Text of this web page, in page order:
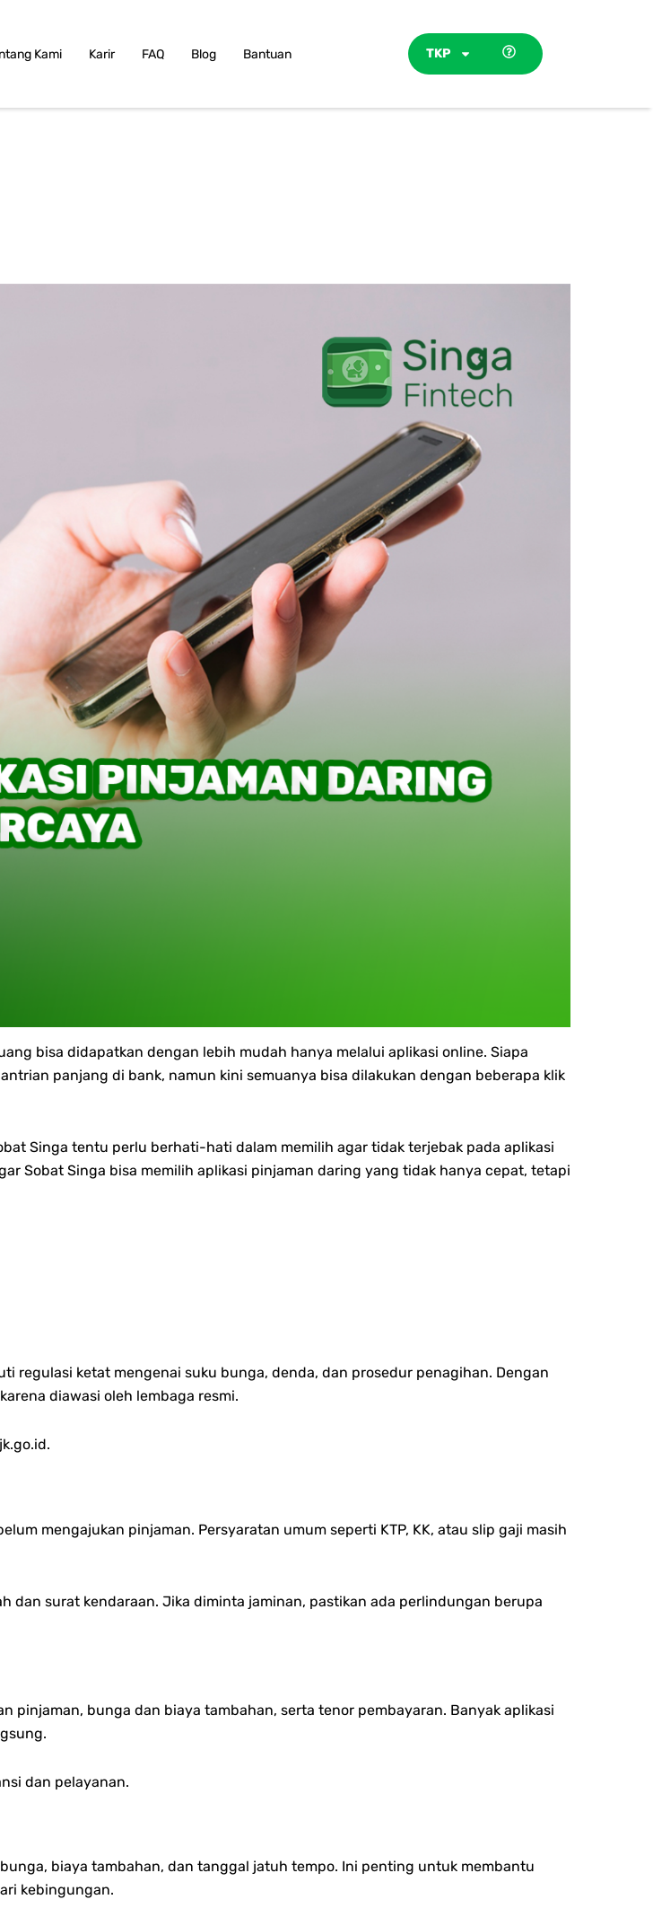
Kami Karir FAQ Blog Bantuan TKP
bisa didapatkan dengan lebih mudah hanya melalui aplikasi online. Siapa
panjang di bank, namun kini semuanya bisa dilakukan dengan beberapa klik
Singa tentu perlu berhati-hati dalam memilih agar tidak terjebak pada aplikasi
Sobat Singa bisa memilih aplikasi pinjaman daring yang tidak hanya cepat, tetapi
regulasi ketat mengenai suku bunga, denda, dan prosedur penagihan. Dengan
diawasi oleh lembaga resmi.
.
mengajukan pinjaman. Persyaratan umum seperti KTP, KK, atau slip gaji masih
dan surat kendaraan. Jika diminta jaminan, pastikan ada perlindungan berupa
pinjaman, bunga dan biaya tambahan, serta tenor pembayaran. Banyak aplikasi
dan pelayanan.
unga, biaya tambahan, dan tanggal jatuh tempo. Ini penting untuk membantu
kebingungan.